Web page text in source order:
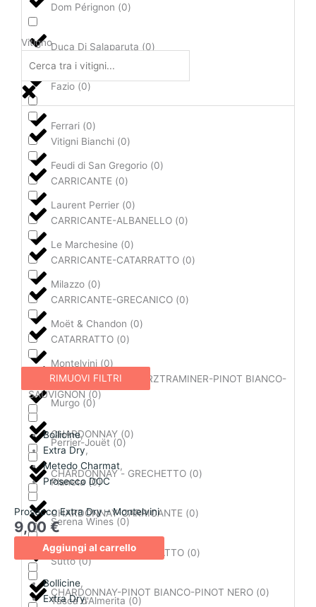
Dom Pérignon (0)
Duca Di Salaparuta (0)
Fazio (0)
Ferrari (0)
Feudi di San Gregorio (0)
Laurent Perrier (0)
Le Marchesine (0)
Milazzo (0)
Moët & Chandon (0)
Montelvini (0)
Murgo (0)
Perrier-Jouët (0)
Planeta (0)
Serena Wines (0)
Sutto (0)
Tasca d'Almerita (0)
Vitigno
Vitigni Bianchi (0)
CARRICANTE (0)
CARRICANTE-ALBANELLO (0)
CARRICANTE-CATARRATTO (0)
CARRICANTE-GRECANICO (0)
CATARRATTO (0)
CATARRATTO-GEWÜRZTRAMINER-PINOT BIANCO-
SAUVIGNON (0)
CHARDONNAY (0)
CHARDONNAY - GRECHETTO (0)
CHARDONNAY-CARRICANTE (0)
CHARDONNAY-CATARRATTO (0)
CHARDONNAY-PINOT BIANCO-PINOT NERO (0)
RIMUOVI FILTRI
Bollicine,
Extra Dry,
Metedo Charmat,
Prosecco DOC
Prosecco Extra Dry – Montelvini
9,00 €
Aggiungi al carrello
Bollicine,
Extra Dry,